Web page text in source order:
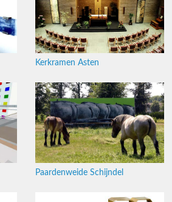
Kerkramen Asten
Paardenweide Schijndel